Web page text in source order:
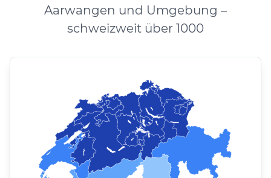
Aarwangen und Umgebung –
schweizweit über 1000